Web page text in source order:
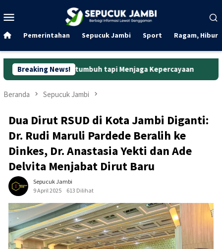
ke
Mobile
Pemerintahan Sepucuk Jambi Sport Ragam,
Breaking News!
tapi Menjaga Kepercayaan Curanmor di Oko
Beranda Sepucuk Jambi
Dua Dirut RSUD di Kota Jambi Diganti:
Dr. Rudi Maruli Pardede Beralih ke
Dinkes, Dr. Anastasia Yekti dan Ade
Delvita Menjabat Dirut Baru
Sepucuk Jambi
9 April 2025
613 Dilihat